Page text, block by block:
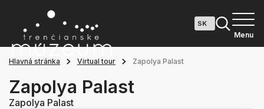
Menu
Hlavná stránka Virtual tour Zapolya Palast
Zapolya Palast
Zapolya Palast